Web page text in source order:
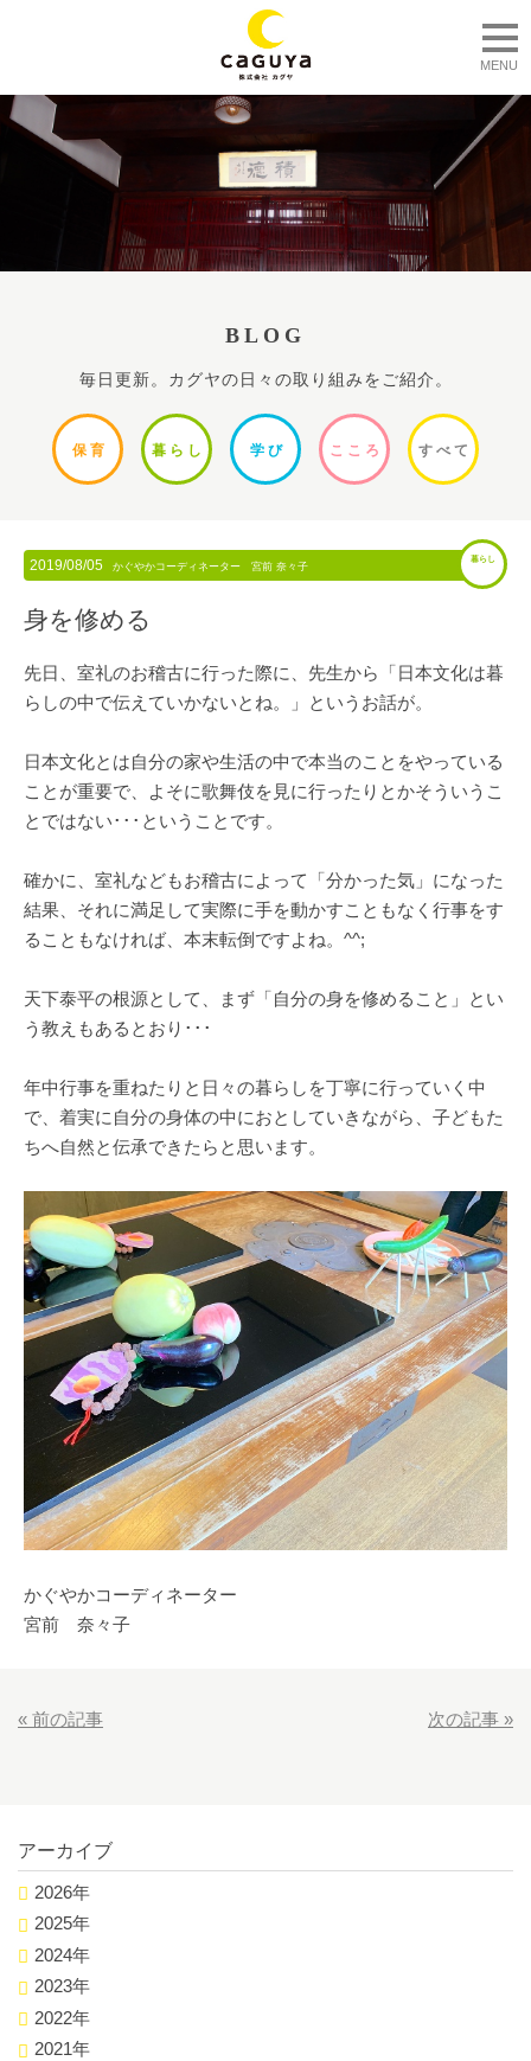
MENU
BLOG
毎日更新。カグヤの日々の取り組みをご紹介。
保 育 暮ら し 学 び ここ ろ すべて
2019/08/05 かぐやかコーディネーター 宮前 奈々子
暮らし
身を修める
先日、室礼のお稽古に行った際に、先生から「日本文化は暮
らしの中で伝えていかないとね。」というお話が。
日本文化とは自分の家や生活の中で本当のことをやっている
ことが重要で、よそに歌舞伎を見に行ったりとかそういうこ
とではない･･･ということです。
確かに、室礼などもお稽古によって「分かった気」になった
結果、それに満足して実際に手を動かすこともなく行事をす
ることもなければ、本末転倒ですよね。^^;
天下泰平の根源として、まず「自分の身を修めること」とい
う教えもあるとおり･･･
年中行事を重ねたりと日々の暮らしを丁寧に行っていく中
で、着実に自分の身体の中におとしていきながら、子どもた
ちへ自然と伝承できたらと思います。
かぐやかコーディネーター
宮前 奈々子
« 前の記事 次の記事 »
アーカイブ
2026年
2025年
2024年
2023年
2022年
2021年